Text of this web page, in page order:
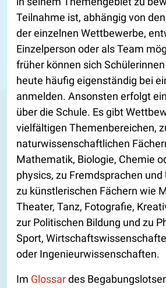
Teilnahme ist, abhängig von
der einzelnen Wettbewerbe,
Einzelperson oder als Team
früher können sich
heute häufig eigenständig bei
anmelden. Ansonsten erfolgt
über die Schule. Es gibt
vielfältigen Themenbereichen,
naturwissenschaftlichen
Mathematik, Biologie, Chemie
physics, zu Fremdsprachen
zu künstlerischen Fächern wie
Theater, Tanz, Fotografie,
zur Politischen Bildung und zu
Sport,
oder Ingenieurwissenschaften.
Im Glossardes